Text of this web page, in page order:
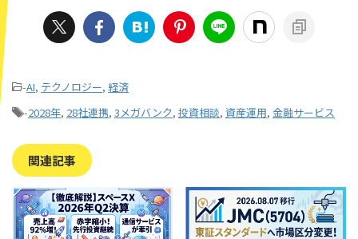
-AI, テクノロジー, 経済
-2028年, 28社連携, 3メガバンク, 投資相談, 資産運用, 金融サービス
関連記事